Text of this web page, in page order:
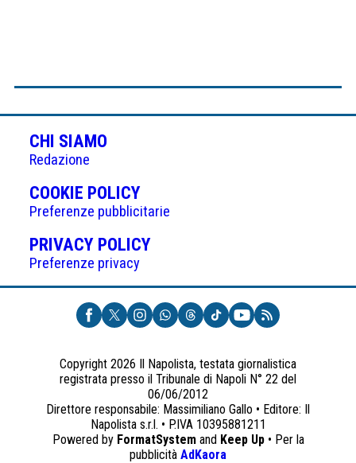
CHI SIAMO
Redazione
COOKIE POLICY(APRE
IN
UNA
NUOVA
Preferenze pubblicitarie
PRIVACY POLICY(APRE
UNA
NUOVA
SCHEDA)
Preferenze privacy
Copyright 2026 Il Napolista, testata giornalistica
registrata presso il Tribunale di Napoli N° 22 del
06/06/2012
Direttore responsabile: Massimiliano Gallo • Editore: Il
Napolista s.r.l. • P.IVA 10395881211
Powered by FormatSystemand Keep Up• Per la
pubblicità AdKaora